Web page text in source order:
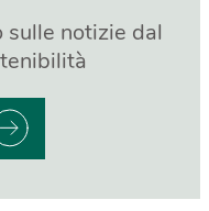
sulle notizie dal